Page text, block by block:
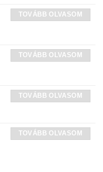
TOVÁBB OLVASOM
TOVÁBB OLVASOM
TOVÁBB OLVASOM
TOVÁBB OLVASOM